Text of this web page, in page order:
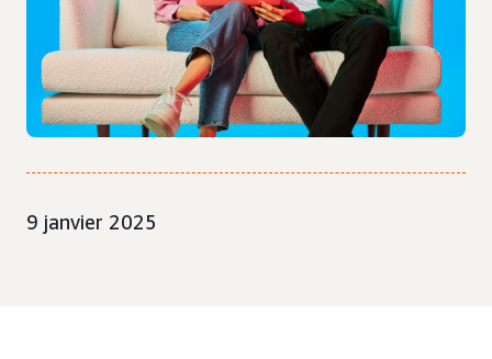
9 janvier 2025